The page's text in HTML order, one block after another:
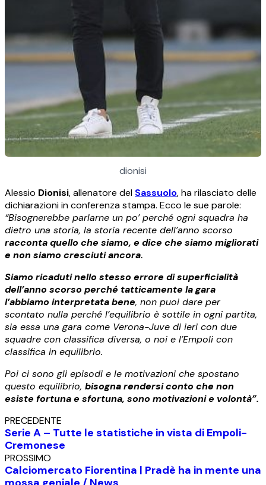
dionisi
Alessio Dionisi, allenatore del Sassuolo, ha rilasciato delle
dichiarazioni in conferenza stampa. Ecco le sue parole:
“Bisognerebbe parlarne un po’ perché ogni squadra ha
dietro una storia, la storia recente dell’anno scorso
racconta quello che siamo, e dice che siamo migliorati
e non siamo cresciuti ancora.
Siamo ricaduti nello stesso errore di superficialità
dell’anno scorso perché tatticamente la gara
l’abbiamo interpretata bene, non puoi dare per
scontato nulla perché l’equilibrio è sottile in ogni partita,
sia essa una gara come Verona-Juve di ieri con due
squadre con classifica diversa, o noi e l’Empoli con
classifica in equilibrio.
Poi ci sono gli episodi e le motivazioni che spostano
questo equilibrio, bisogna rendersi conto che non
esiste fortuna e sfortuna, sono motivazioni e volontà”.
PRECEDENTE
Serie A – Tutte le statistiche in vista di Empoli-
Cremonese
PROSSIMO
Calciomercato Fiorentina | Pradè ha in mente una